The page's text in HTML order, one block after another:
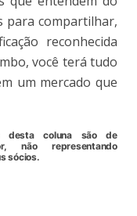
para compartilhar,
reconhecida
você terá tudo
um mercado que
desta coluna são de
não representando
sócios.